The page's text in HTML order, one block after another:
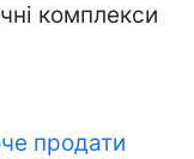
комплекси
продати